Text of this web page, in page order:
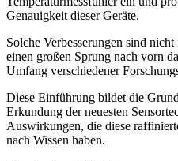
Genauigkeit dieser Geräte.
Solche Verbesserungen sind
einen großen Sprung nach vorn
Umfang verschiedener
Diese Einführung bildet die
Erkundung der neuesten
Auswirkungen, die diese
nach Wissen haben.